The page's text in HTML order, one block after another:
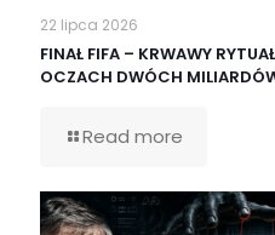
22 lipca 2026
FINAŁ FIFA – KRWAWY
OCZACH DWÓCH
Read more